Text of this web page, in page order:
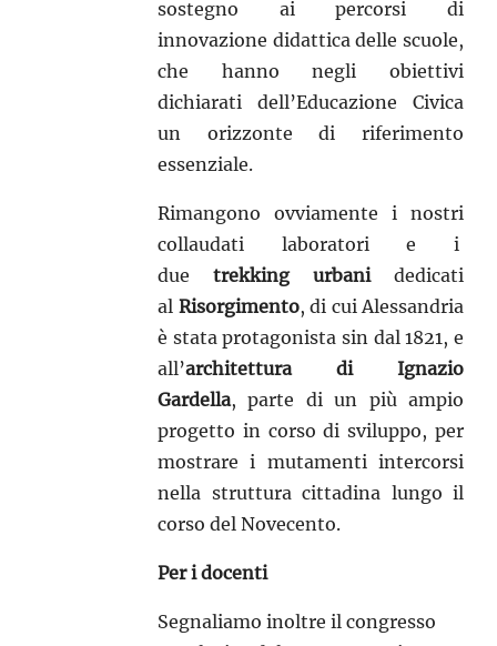
sostegno ai percorsi di
innovazione didattica delle scuole,
che hanno negli obiettivi
dichiarati dell’Educazione Civica
un orizzonte di riferimento
essenziale.
Rimangono ovviamente i nostri
collaudati laboratori e i
due trekking urbanidedicati
al Risorgimento, di cui Alessandria
è stata protagonista sin dal 1821, e
all’architettura di Ignazio
Gardella, parte di un più ampio
progetto in corso di sviluppo, per
mostrare i mutamenti intercorsi
nella struttura cittadina lungo il
corso del Novecento.
Per i docenti
Segnaliamo inoltre il congresso